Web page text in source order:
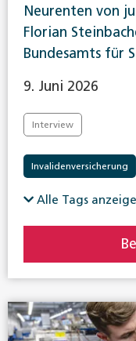
Neurenten von
Florian
Bundesamts für
9. Juni 2026
Interview
Invalidenversicherung
Alle Tags